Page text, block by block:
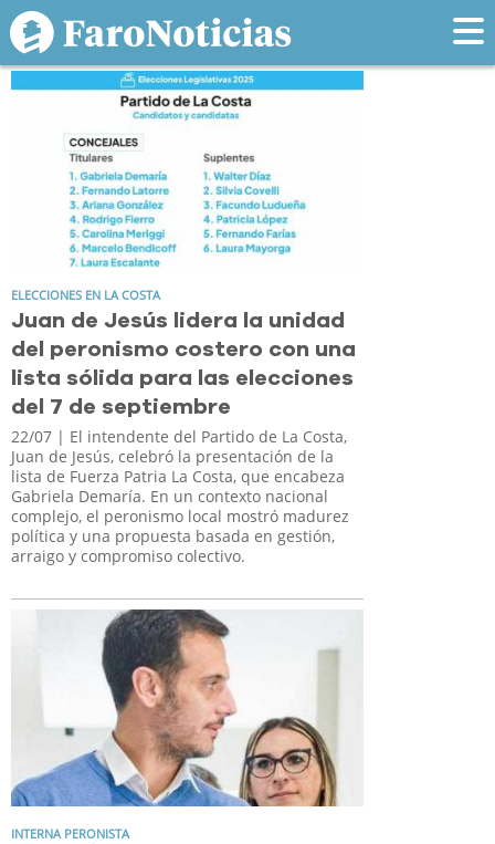
Tag: peronismo
ELECCIONES EN LA COSTA
Juan de Jesús lidera la unidad
del peronismo costero con una
lista sólida para las elecciones
del 7 de septiembre
22/07 | El intendente del Partido de La Costa,
Juan de Jesús, celebró la presentación de la
lista de Fuerza Patria La Costa, que encabeza
Gabriela Demaría. En un contexto nacional
complejo, el peronismo local mostró madurez
política y una propuesta basada en gestión,
arraigo y compromiso colectivo.
INTERNA PERONISTA